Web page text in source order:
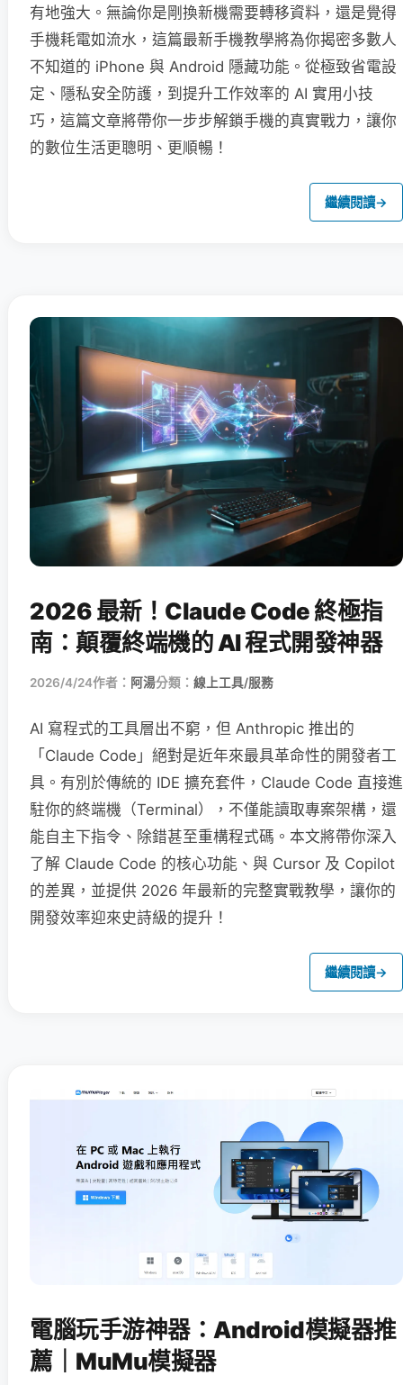
有地強大。無論你是剛換新機需要轉移資料，還是覺得
手機耗電如流水，這篇最新手機教學將為你揭密多數人
不知道的 iPhone 與 Android 隱藏功能。從極致省電設
定、隱私安全防護，到提升工作效率的 AI 實用小技
巧，這篇文章將帶你一步步解鎖手機的真實戰力，讓你
的數位生活更聰明、更順暢！
繼續閱讀→
2026 最新！Claude Code 終極指
南：顛覆終端機的 AI 程式開發神器
2026/4/24作者： 阿湯分類： 線上工具/服務
AI 寫程式的工具層出不窮，但 Anthropic 推出的
「Claude Code」絕對是近年來最具革命性的開發者工
具。有別於傳統的 IDE 擴充套件，Claude Code 直接進
駐你的終端機（Terminal），不僅能讀取專案架構，還
能自主下指令、除錯甚至重構程式碼。本文將帶你深入
了解 Claude Code 的核心功能、與 Cursor 及 Copilot
的差異，並提供 2026 年最新的完整實戰教學，讓你的
開發效率迎來史詩級的提升！
繼續閱讀→
電腦玩手游神器：Android模擬器推
薦｜MuMu模擬器